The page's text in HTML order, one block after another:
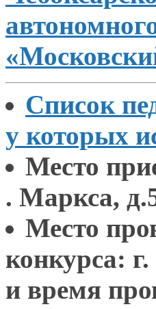
Список
у которых
Место
. Маркса,
Место
конкурса:
и время